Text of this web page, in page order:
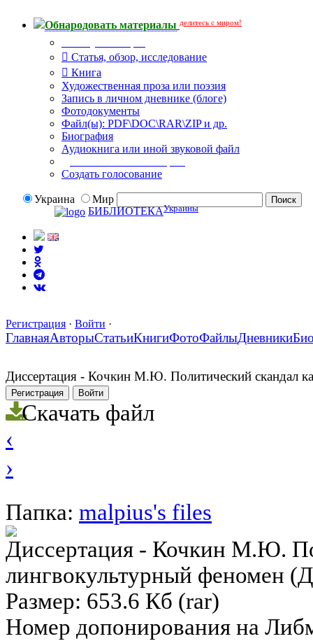
Обнародовать материалы делитесь с миром!
Статья, обзор, исследование
Книга
Художественная проза или поэзия
Запись в личном дневнике (блоге)
Фотодокументы
Файл(ы): PDF\DOC\RAR\ZIP и др.
Биография
Аудиокнига или иной звуковой файл
Создать голосование
Украина
Мир
БИБЛИОТЕКАУкраины
Регистрация · Войти ·
ГлавнаяАвторыСтатьиКнигиФотоФайлыДневники
Диссертация - Кочкин М.Ю. Политический скандал
Регистрация Войти
Скачать файл
‹
›
Папка: malpius's files
Диссертация - Кочкин М.Ю.
лингвокультурный феномен
Размер: 653.6 Кб (rar)
Номер допонирования на